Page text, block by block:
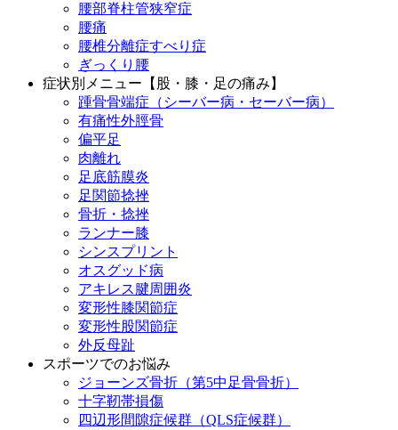
腰部脊柱管狭窄症
腰痛
腰椎分離症すべり症
ぎっくり腰
症状別メニュー【股・膝・足の痛み】
踵骨骨端症（シーバー病・セーバー病）
有痛性外脛骨
偏平足
肉離れ
足底筋膜炎
足関節捻挫
骨折・捻挫
ランナー膝
シンスプリント
オスグッド病
アキレス腱周囲炎
変形性膝関節症
変形性股関節症
外反母趾
スポーツでのお悩み
ジョーンズ骨折（第5中足骨骨折）
十字靭帯損傷
四辺形間隙症候群（QLS症候群）